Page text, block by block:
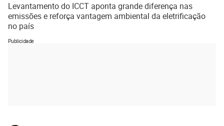
Levantamento do ICCT aponta grande diferença nas
emissões e reforça vantagem ambiental da eletrificação
no país
Publicidade